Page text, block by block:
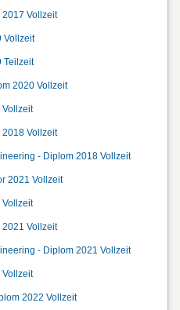
Vollzeit
Vollzeit
Teilzeit
2020 Vollzeit
Vollzeit
- Diplom 2018 Vollzeit
2021 Vollzeit
Vollzeit
- Diplom 2021 Vollzeit
2022 Vollzeit